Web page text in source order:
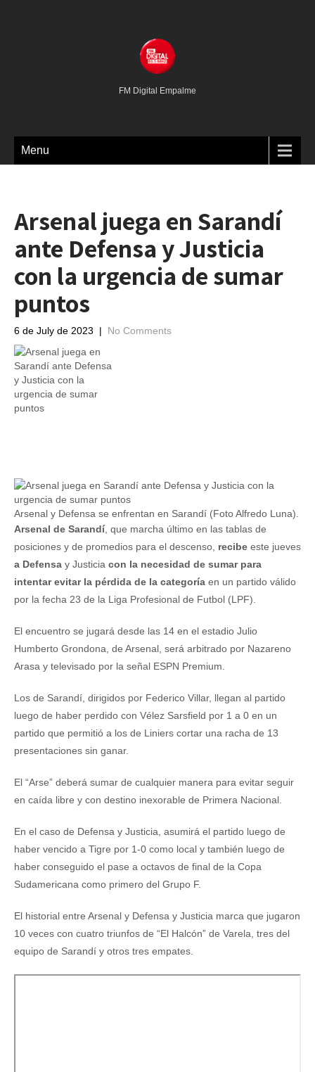
FM Digital Empalme
Menu
Arsenal juega en Sarandí
ante Defensa y Justicia
con la urgencia de sumar
puntos
6 de July de 2023 | No Comments
Arsenal y Defensa se enfrentan en Sarandí (Foto Alfredo Luna).
Arsenal de Sarandí, que marcha último en las tablas de
posiciones y de promedios para el descenso, recibe este jueves
a Defensa y Justicia con la necesidad de sumar para
intentar evitar la pérdida de la categoría en un partido válido
por la fecha 23 de la Liga Profesional de Futbol (LPF).
El encuentro se jugará desde las 14 en el estadio Julio
Humberto Grondona, de Arsenal, será arbitrado por Nazareno
Arasa y televisado por la señal ESPN Premium.
Los de Sarandí, dirigidos por Federico Villar, llegan al partido
luego de haber perdido con Vélez Sarsfield por 1 a 0 en un
partido que permitió a los de Liniers cortar una racha de 13
presentaciones sin ganar.
El “Arse” deberá sumar de cualquier manera para evitar seguir
en caída libre y con destino inexorable de Primera Nacional.
En el caso de Defensa y Justicia, asumirá el partido luego de
haber vencido a Tigre por 1-0 como local y también luego de
haber conseguido el pase a octavos de final de la Copa
Sudamericana como primero del Grupo F.
El historial entre Arsenal y Defensa y Justicia marca que jugaron
10 veces con cuatro triunfos de “El Halcón” de Varela, tres del
equipo de Sarandí y otros tres empates.